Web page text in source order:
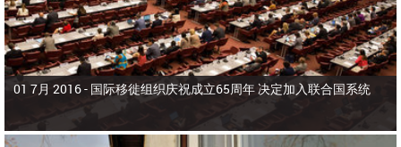
01 7月 2016 - 国际移徙组织庆祝成立65周年 决定加入联合国系统